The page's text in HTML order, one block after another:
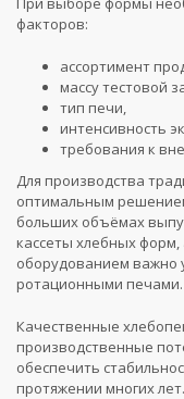
факторов:
ассортимент
массу тестовой
тип печи,
интенсивность
требования к
Для производства
оптимальным
больших объёмах
кассеты хлебных
оборудованием важно
ротационными печами.
Качественные
производственные
обеспечить
протяжении многих лет.